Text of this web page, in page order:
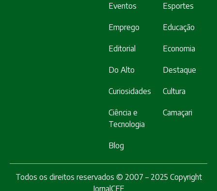
Eventos Esportes
Emprego Educação
Editorial Economia
Do Alto Destaque
Curiosidades Cultura
Ciência e
Tecnologia
Camaçari
Blog
Todos os direitos reservados © 2007 – 2025 Copyright
JornalCFF